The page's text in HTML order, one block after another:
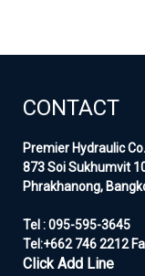
CONTACT
Premier Hydraulic
873 Soi Sukhumvit
Phrakhanong,
Tel : 095-595-3645
Tel:+662 746 2212
Click Add Line